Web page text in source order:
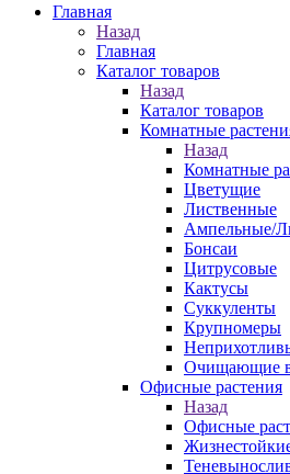
Главная
Назад
Главная
Каталог товаров
Назад
Каталог товаров
Комнатные
Назад
Комнатные
Цветущие
Лиственные
Ампельные/
Бонсаи
Цитрусовые
Кактусы
Суккуленты
Крупномеры
Очищающие
Офисные растения
Назад
Офисные